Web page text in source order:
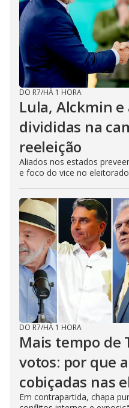
DO R7/HÁ 1 HORA
Lula, Alckmin e
divididas na
reeleição
Aliados nos estados
e foco do vice no
DO R7/HÁ 1 HORA
Mais tempo de
votos: por que
cobiçadas nas
Em contrapartida, chapa